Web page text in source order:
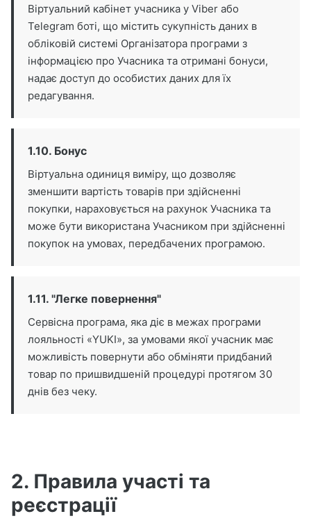
Віртуальний кабінет учасника у Viber або
Telegram боті, що містить сукупність даних в
обліковій системі Організатора програми з
інформацією про Учасника та отримані бонуси,
надає доступ до особистих даних для їх
редагування.
1.10. Бонус
Віртуальна одиниця виміру, що дозволяє
зменшити вартість товарів при здійсненні
покупки, нараховується на рахунок Учасника та
може бути використана Учасником при здійсненні
покупок на умовах, передбачених програмою.
1.11. "Легке повернення"
Сервісна програма, яка діє в межах програми
лояльності «YUKI», за умовами якої учасник має
можливість повернути або обміняти придбаний
товар по пришвидшеній процедурі протягом 30
днів без чеку.
2. Правила участі та
реєстрації